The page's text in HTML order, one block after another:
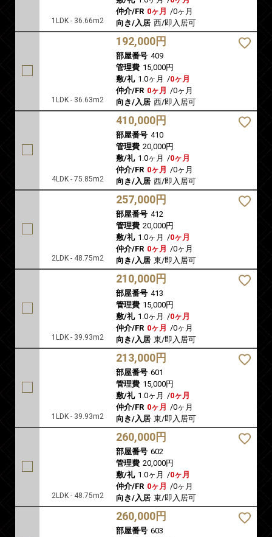
1LDK - 36.66m2
仲介/FR 0ヶ月 /0ヶ月
向き/入居 西/即入居可
1LDK - 36.63m2
192,000円
部屋番号 409
管理費 15,000円
敷/礼 1.0ヶ月 /0ヶ月
仲介/FR 0ヶ月 /0ヶ月
向き/入居 西/即入居可
4LDK - 75.85m2
410,000円
部屋番号 410
管理費 20,000円
敷/礼 1.0ヶ月 /0ヶ月
仲介/FR 0ヶ月 /0ヶ月
向き/入居 西/即入居可
2LDK - 48.75m2
257,000円
部屋番号 412
管理費 20,000円
敷/礼 1.0ヶ月 /0ヶ月
仲介/FR 0ヶ月 /0ヶ月
向き/入居 東/即入居可
1LDK - 39.93m2
210,000円
部屋番号 413
管理費 15,000円
敷/礼 1.0ヶ月 /0ヶ月
仲介/FR 0ヶ月 /0ヶ月
向き/入居 東/即入居可
1LDK - 39.93m2
213,000円
部屋番号 601
管理費 15,000円
敷/礼 1.0ヶ月 /0ヶ月
仲介/FR 0ヶ月 /0ヶ月
向き/入居 東/即入居可
2LDK - 48.75m2
260,000円
部屋番号 602
管理費 20,000円
敷/礼 1.0ヶ月 /0ヶ月
仲介/FR 0ヶ月 /0ヶ月
向き/入居 東/即入居可
260,000円
部屋番号 603